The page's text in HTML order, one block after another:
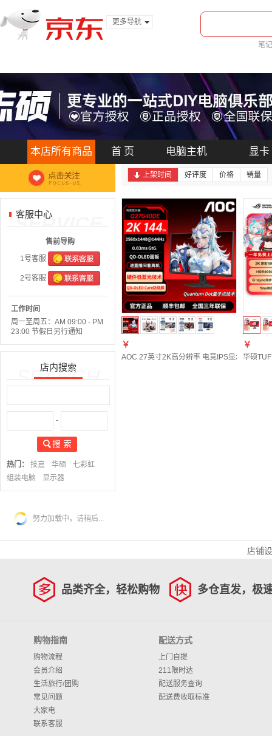
更多导航
笔
本店所有商品 首 页 显卡
电脑主机
SERVICE
客服中心
售前导购
1号客服
2号客服
工作时间
周一至周五：AM 09:00 - PM
23:00 节假日另行通知
SEARCH
店内搜索
-
搜 索
热门： 技嘉 华硕
七彩虹
组装电脑
显示器
努力加载中，请稍后...
上架时间 好评度 价格 销量
￥
AOC 27英寸2K高分辨率 电竞IPS显示屏高刷
￥
华硕
店铺
品类齐全，轻松购物 多仓直发，极
购物指南
购物流程
会员介绍
生活旅行/团购
常见问题
大家电
联系客服
配送方式
上门自提
211限时达
配送服务查询
配送费收取标准